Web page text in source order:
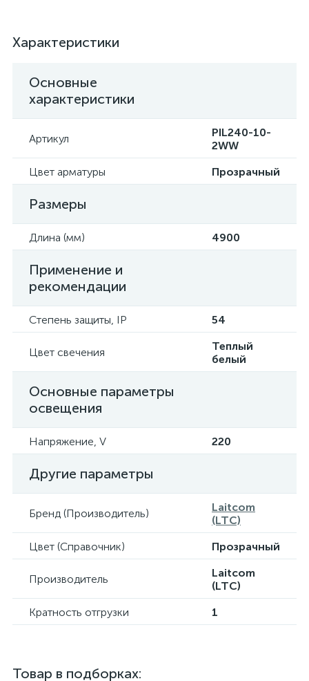
Характеристики
Основные
характеристики
Артикул
PIL240-10-
2WW
Цвет арматуры
Прозрачный
Размеры
Длина (мм) 4900
Применение и
рекомендации
Степень защиты, IP 54
Цвет свечения
Теплый
белый
Основные параметры
освещения
Напряжение, V 220
Другие параметры
Бренд (Производитель)
Laitcom
(LTC)
Цвет (Справочник)
Прозрачный
Производитель
Laitcom
(LTC)
Кратность отгрузки
1
Товар в подборках: